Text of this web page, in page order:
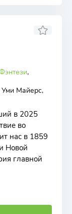
Фэнтези,
Уми Майерс,
в 2025
во
нас в 1859
Новой
главной